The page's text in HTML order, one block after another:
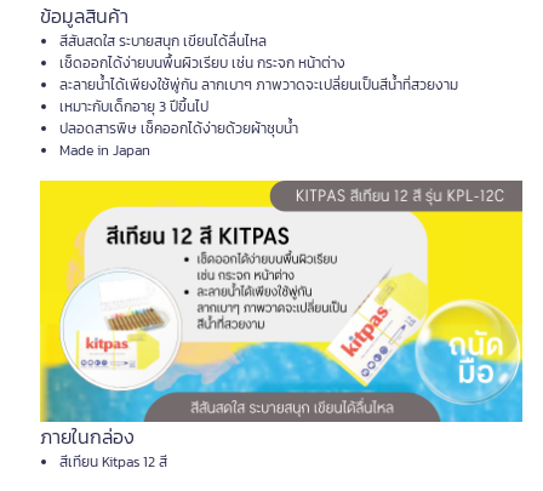
ข้อมูลสินค้า
สีสันสดใส ระบายสนุก เขียนได้ลื่นไหล
เช็ดออกได้ง่ายบนพื้นผิวเรียบ เช่น กระจก หน้าต่าง
ละลายน้ำได้เพียงใช้พู่กัน ลากเบาๆ ภาพวาดจะเปลี่ยนเป็นสีน้ำที่สวยงาม
เหมาะกับเด็กอายุ 3 ปีขึ้นไป
ปลอดสารพิษ เช็คออกได้ง่ายด้วยผ้าชุบน้ำ
Made in Japan
ภายในกล่อง
สีเทียน Kitpas 12 สี